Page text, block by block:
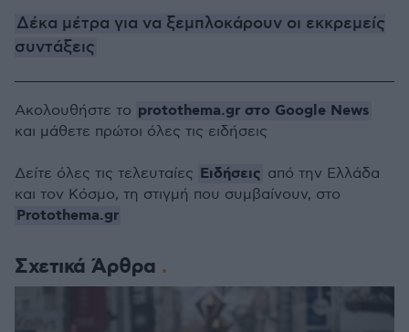
Δέκα μέτρα για να ξεμπλοκάρουν οι εκκρεμείς
συντάξεις
Σχετικά Άρθρα
Ακολουθήστε το protothema.gr στο Google News
και μάθετε πρώτοι όλες τις ειδήσεις
Δείτε όλες τις τελευταίες Ειδήσεις από την Ελλάδα
και τον Κόσμο, τη στιγμή που συμβαίνουν, στο
Protothema.gr